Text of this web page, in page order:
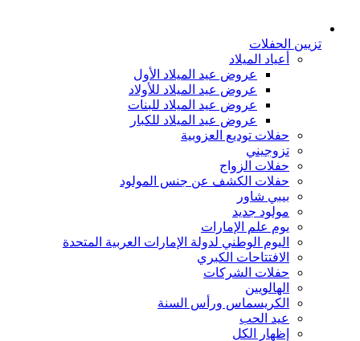
تزيين الحفلات
أعياد الميلاد
عروض عيد الميلاد الأول
عروض عيد الميلاد للأولاد
عروض عيد الميلاد للبنات
عروض عيد الميلاد للكبار
حفلات توديع العزوبية
تزوجيني
حفلات الزواج
حفلات الكشف عن جنس المولود
بيبي شاور
مولود جديد
يوم علم الإمارات
اليوم الوطني لدولة الإمارات العربية المتحدة
الافتتاحات الكبري
حفلات الشركات
الهالويين
الكريسماس ورأس السنة
عيد الحب
إظهار الكل